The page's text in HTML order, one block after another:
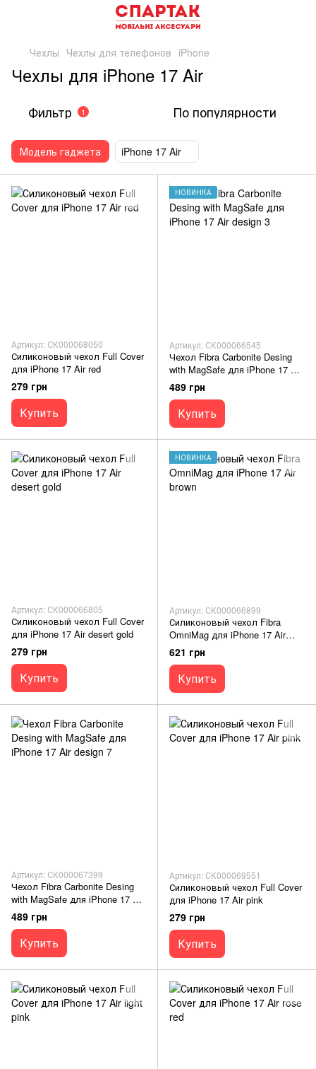
Чехлы Чехлы для телефонов iPhone
Чехлы для iPhone 17 Air
Фильтр 1 По популярности
Модель гаджета iPhone 17 Air
Артикул: СК000068050
Силиконовый чехол Full Cover
для iPhone 17 Air red
279 грн
Купить
НОВИНКА
Артикул: СК000066545
Чехол Fibra Carbonite Desing
with MagSafe для iPhone 17 Air
design 3
489 грн
Купить
Артикул: СК000066805
Силиконовый чехол Full Cover
для iPhone 17 Air desert gold
279 грн
Купить
НОВИНКА
Артикул: СК000066899
Силиконовый чехол Fibra
OmniMag для iPhone 17 Air
brown
621 грн
Купить
Артикул: СК000067399
Чехол Fibra Carbonite Desing
with MagSafe для iPhone 17 Air
design 7
489 грн
Купить
Артикул: СК000069551
Силиконовый чехол Full Cover
для iPhone 17 Air pink
279 грн
Купить